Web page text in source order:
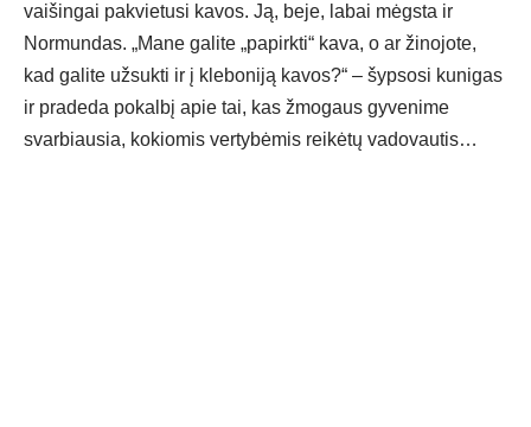
vaišingai pakvietusi kavos. Ją, beje, labai mėgsta ir
Normundas. „Mane galite „papirkti“ kava, o ar žinojote,
kad galite užsukti ir į kleboniją kavos?“ – šypsosi kunigas
ir pradeda pokalbį apie tai, kas žmogaus gyvenime
svarbiausia, kokiomis vertybėmis reikėtų vadovautis…